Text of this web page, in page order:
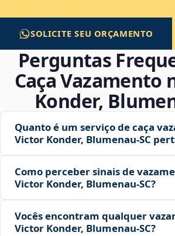
SOLICITE SEU ORÇAMENTO
Perguntas
Caça Vazamento
Konder,
Quanto é um serviço de caça
Victor Konder, Blumenau‑SC
Como perceber sinais de
Victor Konder, Blumenau‑SC?
Vocês encontram qualquer
Victor Konder, Blumenau‑SC?